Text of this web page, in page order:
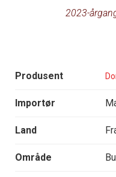
2023-
Produsent
Importør
Land
Område